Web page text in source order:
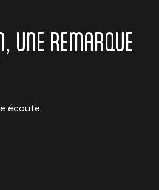
UNE REMARQUE
écoute